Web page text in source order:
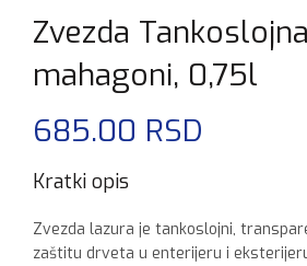
Zvezda
mahagoni, 0,75l
685.00 RSD
Kratki opis
Zvezda lazura je tankoslojni,
zaštitu drveta u enterijeru i